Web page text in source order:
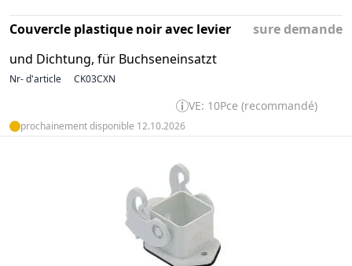
Couvercle plastique noir avec levier
und Dichtung, für Buchseneinsatzt
sure demande
Nr- d'article CK03CXN
VE: 10Pce (recommandé)
prochainement disponible 12.10.2026